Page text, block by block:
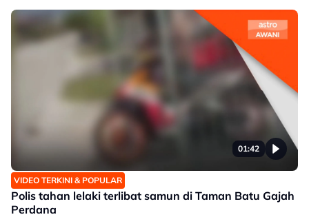
01:42
VIDEO TERKINI & POPULAR
Polis tahan lelaki terlibat samun di Taman Batu Gajah
Perdana